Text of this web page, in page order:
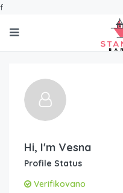
f
Hi, I'm Vesna
Profile Status
Verifikovano